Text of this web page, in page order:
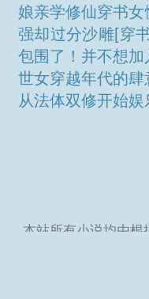
娘亲学修仙穿书女
强却过分沙雕[穿
包围了！ 并不想加
世女穿越年代的肆
从法体双修开始娱
本站所有小说均由根